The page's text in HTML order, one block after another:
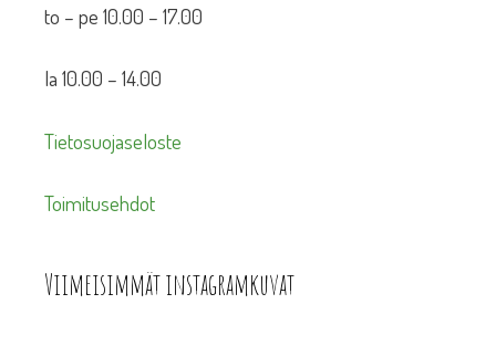
to – pe 10.00 – 17.00
la 10.00 – 14.00
Tietosuojaseloste
Toimitusehdot
Viimeisimmät instagramkuvat